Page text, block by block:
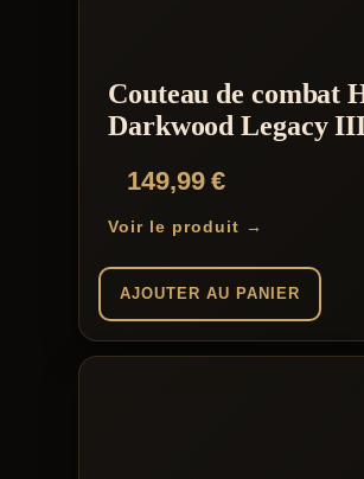
Couteau de combat
Darkwood Legacy
149,99€
Voir le produit →
AJOUTER AU PANIER